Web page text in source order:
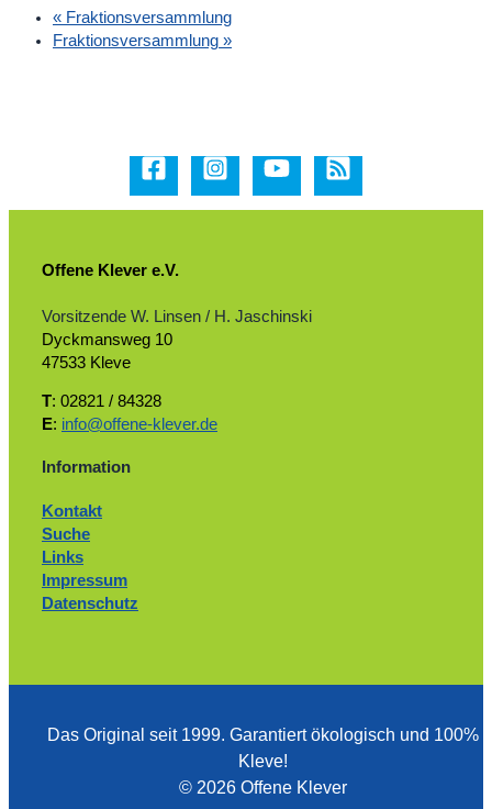
« Fraktionsversammlung
Fraktionsversammlung »
Offene Klever e.V.
Vorsitzende W. Linsen / H. Jaschinski
Dyckmansweg 10
47533 Kleve
T: 02821 / 84328
E: info@offene-klever.de
Information
Kontakt
Suche
Links
Impressum
Datenschutz
Das Original seit 1999. ­Garantiert ökologisch und 100%
Kleve!
© 2026 Offene Klever